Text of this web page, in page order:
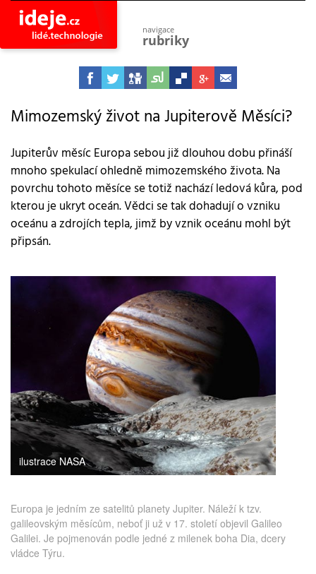
navigace
rubriky
astro
vesmír
projekty
společnost
objevy
vynálezy
planeta
přiroda
tajemství
firmy
zdraví
medicína
Mimozemský život na Jupiterově Měsíci?
Jupiterův měsíc Europa sebou již dlouhou dobu přináší
mnoho spekulací ohledně mimozemského života. Na
povrchu tohoto měsíce se totiž nachází ledová kůra, pod
kterou je ukryt oceán. Vědci se tak dohadují o vzniku
oceánu a zdrojích tepla, jimž by vznik oceánu mohl být
připsán.
ilustrace NASA
Europa je jedním ze satelitů planety Jupiter. Náleží k tzv.
galileovským měsícům, neboť ji už v 17. století objevil Galileo
Galilei. Je pojmenován podle jedné z milenek boha Dia, dcery
vládce Týru.